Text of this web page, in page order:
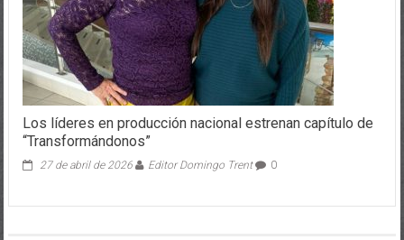
Los líderes en producción nacional estrenan capítulo de
“Transformándonos”
27 de abril de 2026 Editor Domingo Trent 0